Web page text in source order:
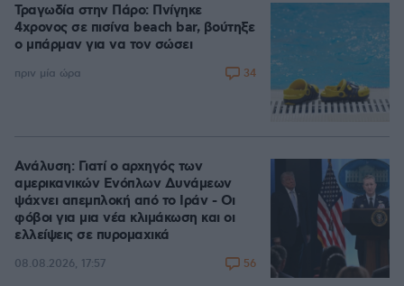
Τραγωδία στην Πάρο: Πνίγηκε
4χρονος σε πισίνα beach bar, βούτηξε
ο μπάρμαν για να τον σώσει
πριν μία ώρα 34
Ανάλυση: Γιατί ο αρχηγός των
αμερικανικών Ενόπλων Δυνάμεων
ψάχνει απεμπλοκή από το Ιράν - Οι
φόβοι για μια νέα κλιμάκωση και οι
ελλείψεις σε πυρομαχικά
08.08.2026, 17:57 56